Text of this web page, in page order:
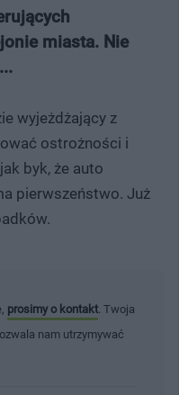
miasta. Nie
wyjeżdżający z
ostrożności i
byk, że auto
pierwszeństwo. Już
prosimy o kontakt . Twoja
nam utrzymywać